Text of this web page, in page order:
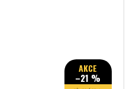
AKCE
–21 %